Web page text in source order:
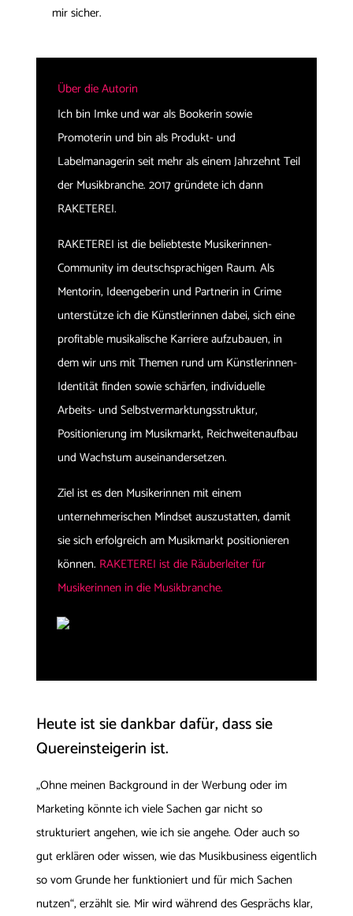
mir sicher.
Über die Autorin
Ich bin Imke und war als Bookerin sowie
Promoterin und bin als Produkt- und
Labelmanagerin seit mehr als einem Jahrzehnt Teil
der Musikbranche. 2017 gründete ich dann
RAKETEREI.
RAKETEREI ist die beliebteste Musikerinnen-
Community im deutschsprachigen Raum. Als
Mentorin, Ideengeberin und Partnerin in Crime
unterstütze ich die Künstlerinnen dabei, sich eine
profitable musikalische Karriere aufzubauen, in
dem wir uns mit Themen rund um Künstlerinnen-
Identität finden sowie schärfen, individuelle
Arbeits- und Selbstvermarktungsstruktur,
Positionierung im Musikmarkt, Reichweitenaufbau
und Wachstum auseinandersetzen.
Ziel ist es den Musikerinnen mit einem
unternehmerischen Mindset auszustatten, damit
sie sich erfolgreich am Musikmarkt positionieren
können. RAKETEREI ist die Räuberleiter für
Musikerinnen in die Musikbranche.
Heute ist sie dankbar dafür, dass sie
Quereinsteigerin ist.
„Ohne meinen Background in der Werbung oder im
Marketing könnte ich viele Sachen gar nicht so
strukturiert angehen, wie ich sie angehe. Oder auch so
gut erklären oder wissen, wie das Musikbusiness eigentlich
so vom Grunde her funktioniert und für mich Sachen
nutzen“, erzählt sie. Mir wird während des Gesprächs klar,